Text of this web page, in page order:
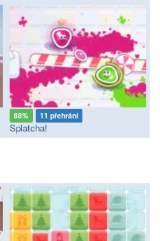
88% 11 přehrání
Splatcha!